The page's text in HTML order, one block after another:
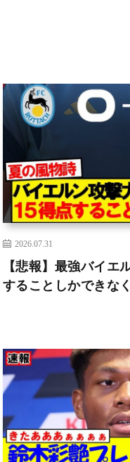
2026.07.31
【悲報】最強バイエ
することしかできな